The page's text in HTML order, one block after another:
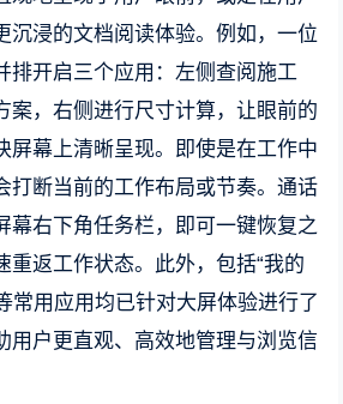
沉浸的文档阅读体验。例如，一位
排开启三个应用：左侧查阅施工
案，右侧进行尺寸计算，让眼前的
屏幕上清晰呈现。即使是在工作中
打断当前的工作布局或节奏。通话
幕右下角任务栏，即可一键恢复之
重返工作状态。此外，包括“我的
常用应用均已针对大屏体验进行了
用户更直观、高效地管理与浏览信